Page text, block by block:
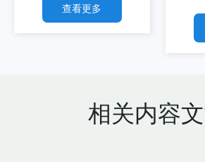
查看更多
相关内容